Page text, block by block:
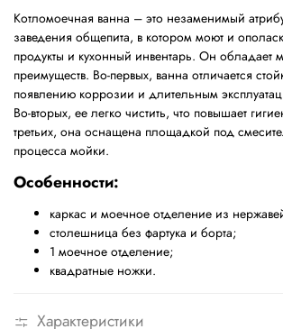
Котломоечная ванна – это незаменимый
заведения общепита, в котором моют и
продукты и кухонный инвентарь. Он обладает
преимуществ. Во-первых, ванна отличается
появлению коррозии и длительным
Во-вторых, ее легко чистить, что повышает
третьих, она оснащена площадкой под
процесса мойки.
Особенности:
каркас и моечное отделение из
столешница без фартука и борта;
1 моечное отделение;
квадратные ножки.
Характеристики